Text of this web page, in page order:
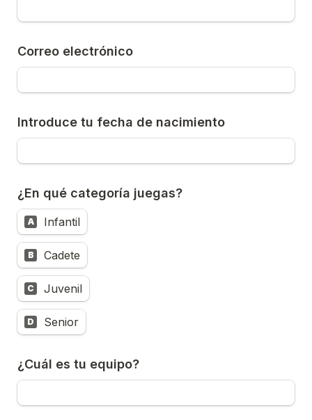
Correo electrónico
Introduce tu fecha de nacimiento
¿En qué categoría juegas?
A Infantil
B Cadete
C Juvenil
D Senior
¿Cuál es tu equipo?